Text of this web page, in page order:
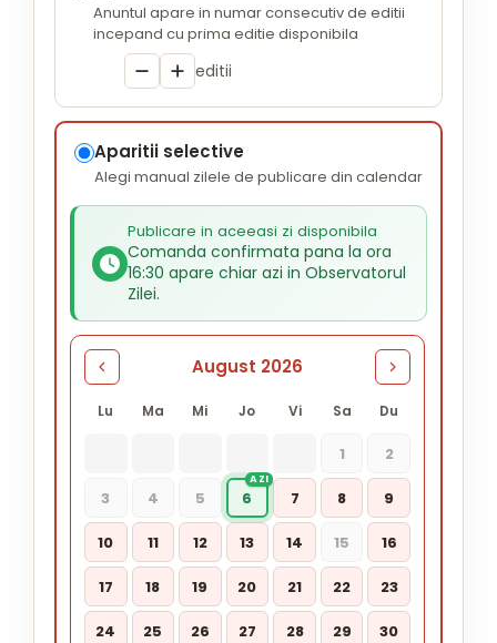
Anuntul apare in numar consecutiv de editii
incepand cu prima editie disponibila
editii
Aparitii selective
Alegi manual zilele de publicare din calendar
Publicare in aceeasi zi disponibila
Comanda confirmata pana la ora
16:30 apare chiar azi in Observatorul
Zilei.
August 2026
Lu Ma Mi Jo Vi Sa Du
1 2
3 4 5 6 7 8 9
10 11 12 13 14 15 16
17 18 19 20 21 22 23
24 25 26 27 28 29 30